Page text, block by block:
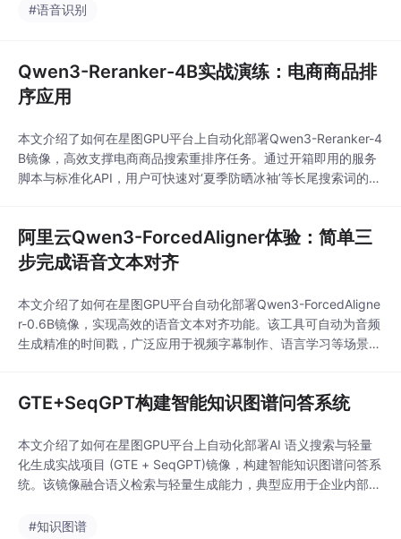
#语音识别
Qwen3-Reranker-4B实战演练：电商商品排
序应用
本文介绍了如何在星图GPU平台上自动化部署Qwen3-Reranker-4
B镜像，高效支撑电商商品搜索重排序任务。通过开箱即用的服务
脚本与标准化API，用户可快速对‘夏季防晒冰袖’等长尾搜索词的候
阿里云Qwen3-ForcedAligner体验：简单三
步完成语音文本对齐
本文介绍了如何在星图GPU平台自动化部署Qwen3-ForcedAligne
r-0.6B镜像，实现高效的语音文本对齐功能。该工具可自动为音频
生成精准的时间戳，广泛应用于视频字幕制作、语言学习等场景，
GTE+SeqGPT构建智能知识图谱问答系统
本文介绍了如何在星图GPU平台上自动化部署AI 语义搜索与轻量
化生成实战项目 (GTE + SeqGPT)镜像，构建智能知识图谱问答系
统。该镜像融合语义检索与轻量生成能力，典型应用于企业内部技
性。
#知识图谱